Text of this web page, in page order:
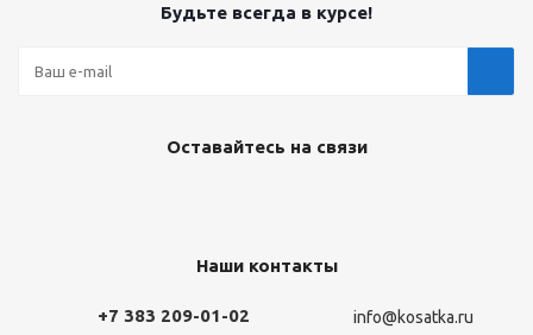
Будьте всегда в курсе!
Оставайтесь на связи
Наши контакты
+7 383 209-01-02 info@kosatka.ru